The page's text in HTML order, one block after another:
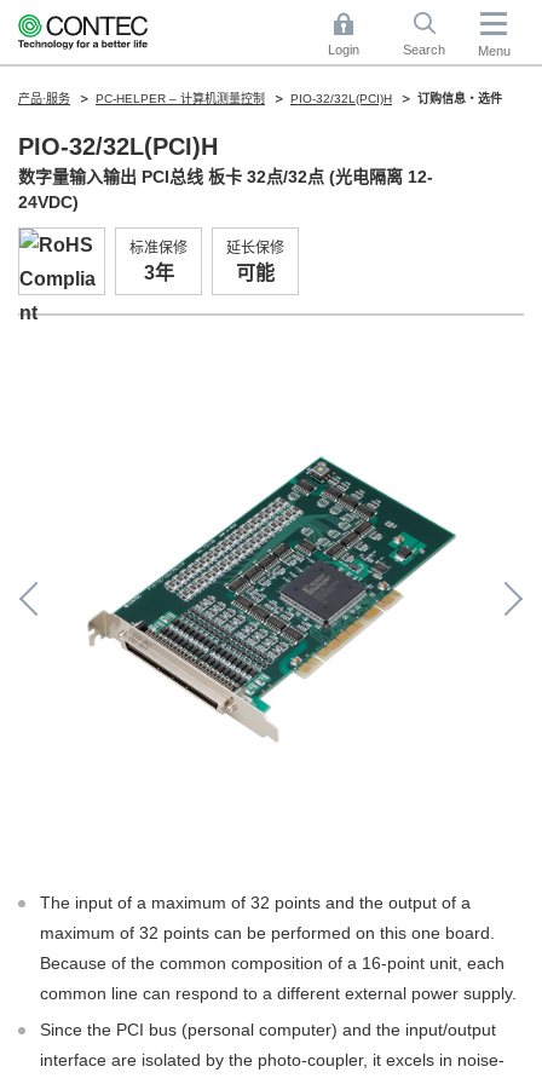
Login Search Menu
产品·服务 PC-HELPER – 计算机测量控制 PIO-32/32L(PCI)H 订购信息・选件
PIO-32/32L(PCI)H
数字量输入输出 PCI总线 板卡 32点/32点 (光电隔离 12-
24VDC)
标准保修
3年
延长保修
可能
The input of a maximum of 32 points and the output of a
maximum of 32 points can be performed on this one board.
Because of the common composition of a 16-point unit, each
common line can respond to a different external power supply.
Since the PCI bus (personal computer) and the input/output
interface are isolated by the photo-coupler, it excels in noise-